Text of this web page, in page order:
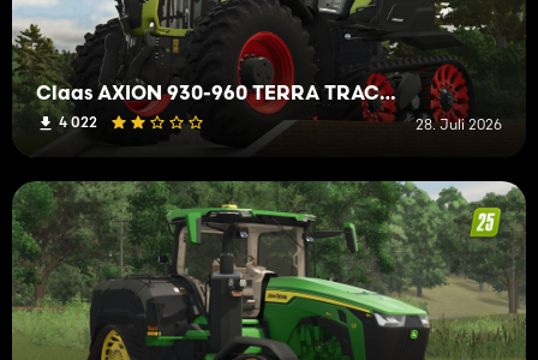
Claas AXION 930-960 TERRA TRAC Rust Edition
4 022 28. Juli 2026